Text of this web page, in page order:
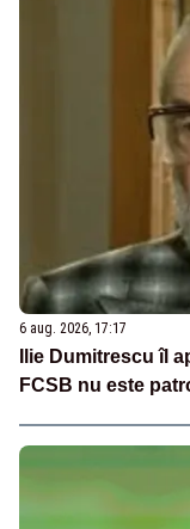
6 aug. 2026, 17:17
Ilie Dumitrescu îl
FCSB nu este